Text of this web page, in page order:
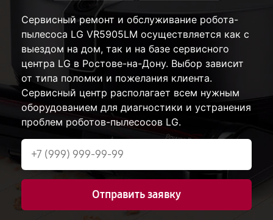
Сервисный ремонт и обслуживание робота-
пылесоса LG VR5905LM осуществляется как с
выездом на дом, так и на базе сервисного
центра LG в Ростове-на-Дону. Выбор зависит
от типа поломки и пожелания клиента.
Сервисный центр располагает всем нужным
оборудованием для диагностики и устранения
проблем роботов-пылесосов LG.
Отправить заявку